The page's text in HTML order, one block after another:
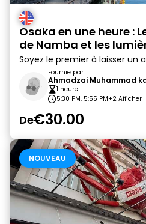
Osaka en une heure :
de Namba et les
Soyez le premier à laisser un
Fournie par
Ahmadzai Muhammad
1 heure
5:30 PM, 5:55 PM+2 Afficher
De€30.00
NOUVEAU